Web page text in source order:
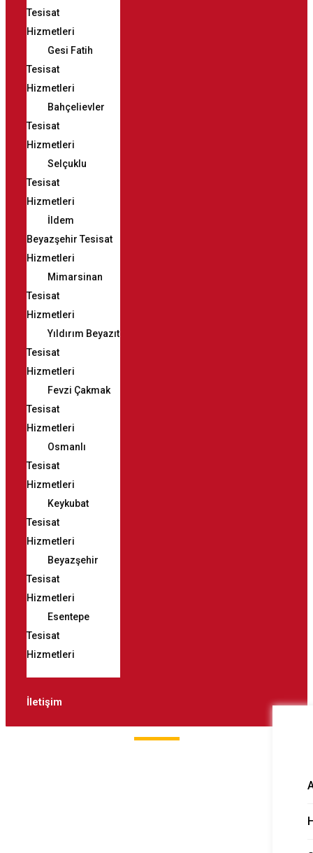
Tesisat
Hizmetleri
Gesi Fatih
Tesisat
Hizmetleri
Bahçelievler
Tesisat
Hizmetleri
Selçuklu
Tesisat
Hizmetleri
İldem
Beyazşehir Tesisat
Hizmetleri
Mimarsinan
Tesisat
Hizmetleri
Yıldırım Beyazıt
Tesisat
Hizmetleri
Fevzi Çakmak
Tesisat
Hizmetleri
Osmanlı
Tesisat
Hizmetleri
Keykubat
Tesisat
Hizmetleri
Beyazşehir
Tesisat
Hizmetleri
Esentepe
Tesisat
Hizmetleri
İletişim